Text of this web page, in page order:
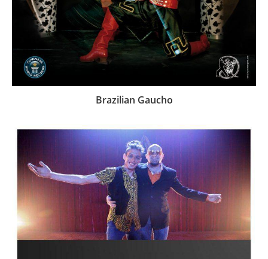
Brazilian Gaucho